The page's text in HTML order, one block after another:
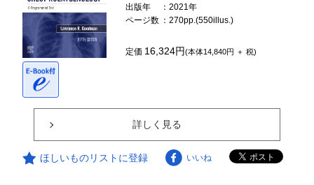
出版年
：2021年
ページ数 ：270pp.(550illus.)
定価 16,324円(本体14,840円 ＋ 税)
詳しく見る
ほしいものリストに登録 いいね